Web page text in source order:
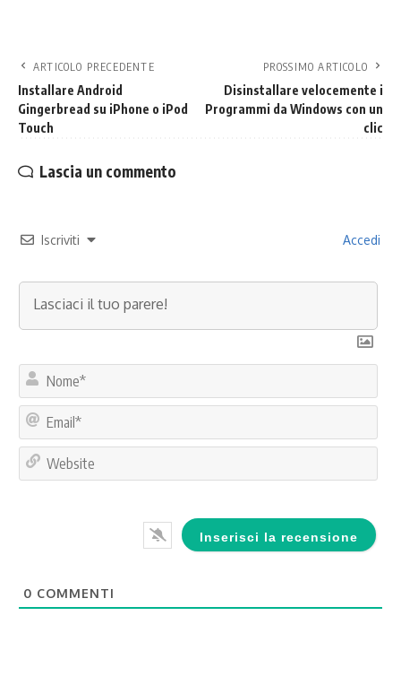
ARTICOLO PRECEDENTE
Installare Android
Gingerbread su iPhone o iPod
Touch
PROSSIMO ARTICOLO
Disinstallare velocemente i
Programmi da Windows con un
clic
Lascia un commento
Iscriviti Accedi
0 COMMENTI